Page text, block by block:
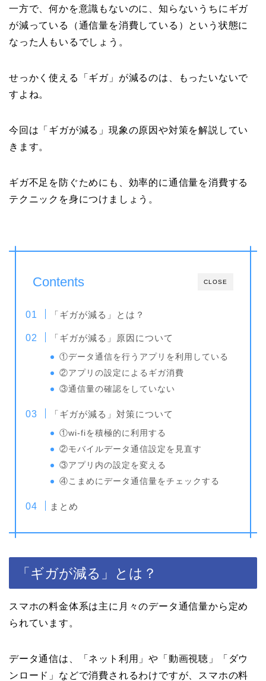
一方で、何かを意識もないのに、知らないうちにギガ
が減っている（通信量を消費している）という状態に
なった人もいるでしょう。
せっかく使える「ギガ」が減るのは、もったいないで
すよね。
今回は「ギガが減る」現象の原因や対策を解説してい
きます。
ギガ不足を防ぐためにも、効率的に通信量を消費する
テクニックを身につけましょう。
CLOSE
Contents
「ギガが減る」とは？
「ギガが減る」原因について
①データ通信を行うアプリを利用している
②アプリの設定によるギガ消費
③通信量の確認をしていない
「ギガが減る」対策について
①wi-fiを積極的に利用する
②モバイルデータ通信設定を見直す
③アプリ内の設定を変える
④こまめにデータ通信量をチェックする
まとめ
「ギガが減る」とは？
スマホの料金体系は主に月々のデータ通信量から定め
られています。
データ通信は、「ネット利用」や「動画視聴」「ダウ
ンロード」などで消費されるわけですが、スマホの料